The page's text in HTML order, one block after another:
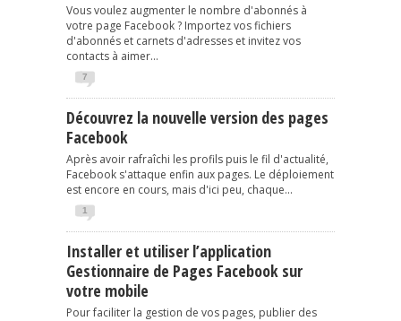
Vous voulez augmenter le nombre d'abonnés à
votre page Facebook ? Importez vos fichiers
d'abonnés et carnets d'adresses et invitez vos
contacts à aimer...
7
Découvrez la nouvelle version des pages
Facebook
Après avoir rafraîchi les profils puis le fil d'actualité,
Facebook s'attaque enfin aux pages. Le déploiement
est encore en cours, mais d'ici peu, chaque...
1
Installer et utiliser l’application
Gestionnaire de Pages Facebook sur
votre mobile
Pour faciliter la gestion de vos pages, publier des